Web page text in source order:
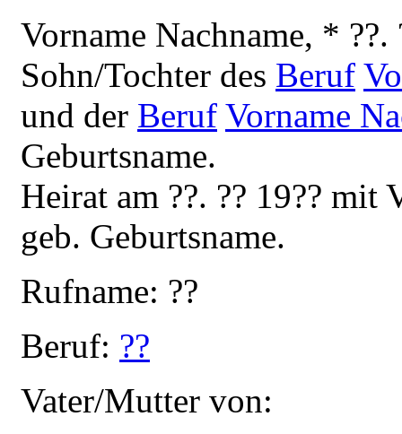
Vorname Nachname, *
Sohn/Tochter des Beruf
und der Beruf Vorname
Geburtsname.
Heirat am ??. ?? 19?? mit
geb. Geburtsname.
Rufname: ??
Beruf: ??
Vater/Mutter von: